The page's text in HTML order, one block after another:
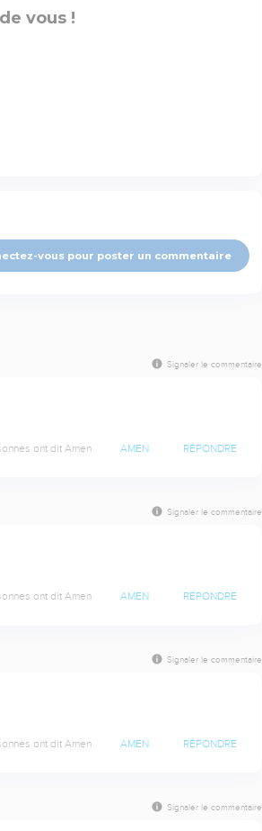
vous !
vous pour poster un commentaire
Signaler le commentaire
ont dit Amen AMEN RÉPONDRE
Signaler le commentaire
ont dit Amen AMEN RÉPONDRE
Signaler le commentaire
ont dit Amen AMEN RÉPONDRE
Signaler le commentaire